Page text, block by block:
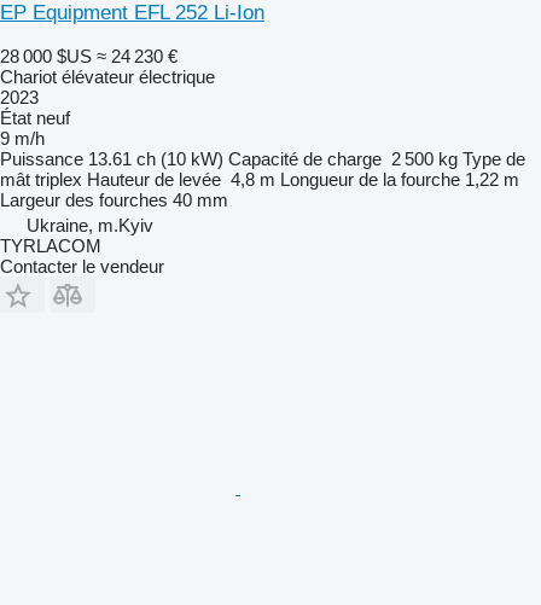
EP Equipment EFL 252 Li-Ion
28 000 $US ≈ 24 230 €
Chariot élévateur électrique
2023
État neuf
9 m/h
Puissance 13.61 ch (10 kW) Capacité de charge 2 500 kg Type de
mât triplex Hauteur de levée 4,8 m Longueur de la fourche 1,22 m
Largeur des fourches 40 mm
Ukraine, m.Kyiv
TYRLACOM
Contacter le vendeur